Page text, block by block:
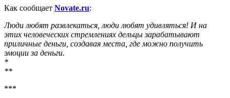
Как сообщает Novate.ru:
Люди любят развлекаться, люди любят удивляться! И на
этих человеческих стремлениях дельцы зарабатывают
приличные деньги, создавая места, где можно получить
эмоции за деньги.
*
**
***